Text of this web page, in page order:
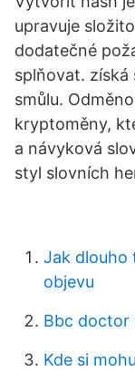
upravuje
dodatečné
splňovat. získá
smůlu.
kryptoměny,
a návyková
styl slovních
Jak dlouho
objevu
Bbc doctor
Kde si